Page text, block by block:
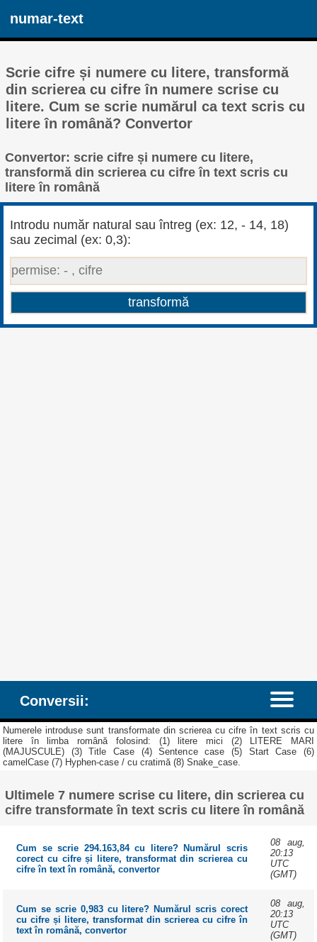
numar-text
Scrie cifre și numere cu litere, transformă
din scrierea cu cifre în numere scrise cu
litere. Cum se scrie numărul ca text scris cu
litere în română? Convertor
Convertor: scrie cifre și numere cu litere,
transformă din scrierea cu cifre în text scris cu
litere în română
Introdu număr natural sau întreg (ex: 12, - 14, 18)
sau zecimal (ex: 0,3):
Conversii:
Numerele introduse sunt transformate din scrierea cu cifre în text scris cu
litere în limba română folosind: (1) litere mici (2) LITERE MARI
(MAJUSCULE) (3) Title Case (4) Sentence case (5) Start Case (6)
camelCase (7) Hyphen-case / cu cratimă (8) Snake_case.
Ultimele 7 numere scrise cu litere, din scrierea cu
cifre transformate în text scris cu litere în română
Cum se scrie 294.163,84 cu litere? Numărul scris
corect cu cifre și litere, transformat din scrierea cu
cifre în text în română, convertor
08 aug,
20:13
UTC
(GMT)
Cum se scrie 0,983 cu litere? Numărul scris corect
cu cifre și litere, transformat din scrierea cu cifre în
text în română, convertor
08 aug,
20:13
UTC
(GMT)